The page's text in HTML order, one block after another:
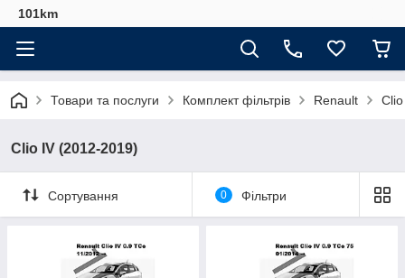
101km
Товари та послуги Комплект фільтрів Renault
Clio IV (2012-2019)
Сортування 0 Фільтри